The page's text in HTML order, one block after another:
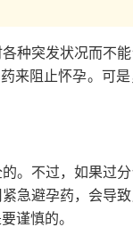
种突发状况而不
来阻止怀孕。可
。不过，如果过
急避孕药，会导
谨慎的。